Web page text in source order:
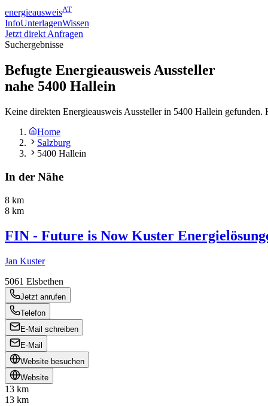
energieausweisAT
InfoUnterlagenWissen
Jetzt direkt Anfragen
Suchergebnisse
Befugte Energieausweis Aussteller
nahe 5400 Hallein
Keine direkten Energieausweis Aussteller in 5400 Hallein gefunden.
Home
Salzburg
5400 Hallein
In der Nähe
8 km
8 km
FIN - Future is Now Kuster
Jan Kuster
5061 Elsbethen
Jetzt anrufen
Telefon
E-Mail schreiben
E-Mail
Website besuchen
Website
13 km
13 km